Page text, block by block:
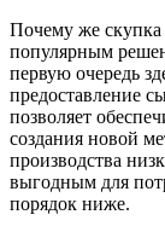
Почему же скупка
популярным
первую очередь
предоставление
позволяет
создания новой
производства
выгодным для
порядок ниже.